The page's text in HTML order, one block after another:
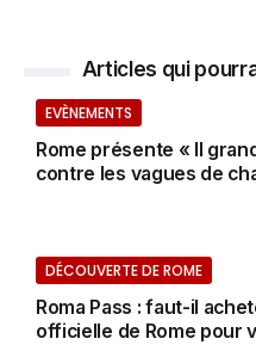
Articles qui
EVÈNEMENTS
Rome présente « Il
contre les vagues de
DÉCOUVERTE DE ROME
Roma Pass : faut-il
officielle de Rome pour